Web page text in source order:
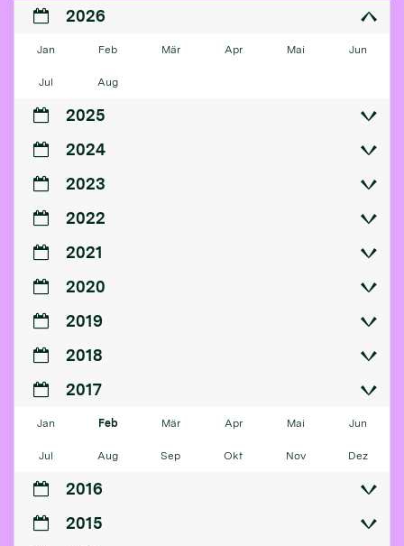
2026
Jan Feb Mär Apr Mai Jun
Jul Aug
2025
2024
2023
2022
2021
2020
2019
2018
2017
Jan Feb Mär Apr Mai Jun
Jul Aug Sep Okt Nov Dez
2016
2015